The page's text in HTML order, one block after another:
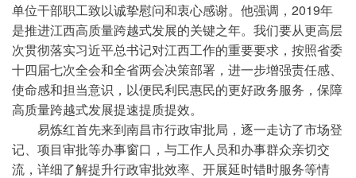
单位干部职工致以诚挚慰问和衷心感谢。他强调，2019年
是推进江西高质量跨越式发展的关键之年。我们要从更高层
次贯彻落实习近平总书记对江西工作的重要要求，按照省委
十四届七次全会和全省两会决策部署，进一步增强责任感、
使命感和担当意识，以便民利民惠民的更好政务服务，保障
高质量跨越式发展提速提质提效。
易炼红首先来到南昌市行政审批局，逐一走访了市场登
记、项目审批等办事窗口，与工作人员和办事群众亲切交
流，详细了解提升行政审批效率、开展延时错时服务等情